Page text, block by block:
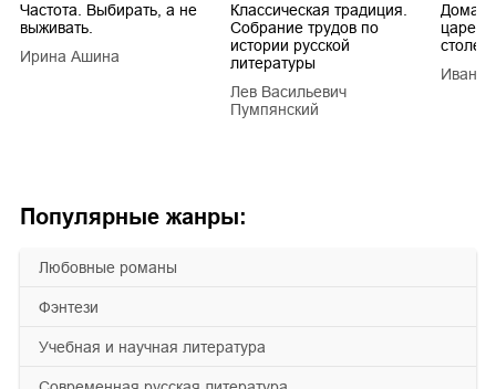
Популярные жанры:
любовные романы
фэнтези
учебная и научная литература
Частота. Выбирать, а не
выживать.
Ирина Ашина
Классическая традиция.
Собрание трудов по
истории русской
литературы
Лев Васильевич
Пумпянский
царей
Иван